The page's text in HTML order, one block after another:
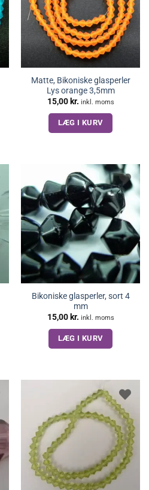
Matte, Bikoniske glasperler
Lys orange 3,5mm
15,00 kr. inkl. moms
LÆG I KURV
Bikoniske glasperler, sort 4
mm
15,00 kr. inkl. moms
LÆG I KURV